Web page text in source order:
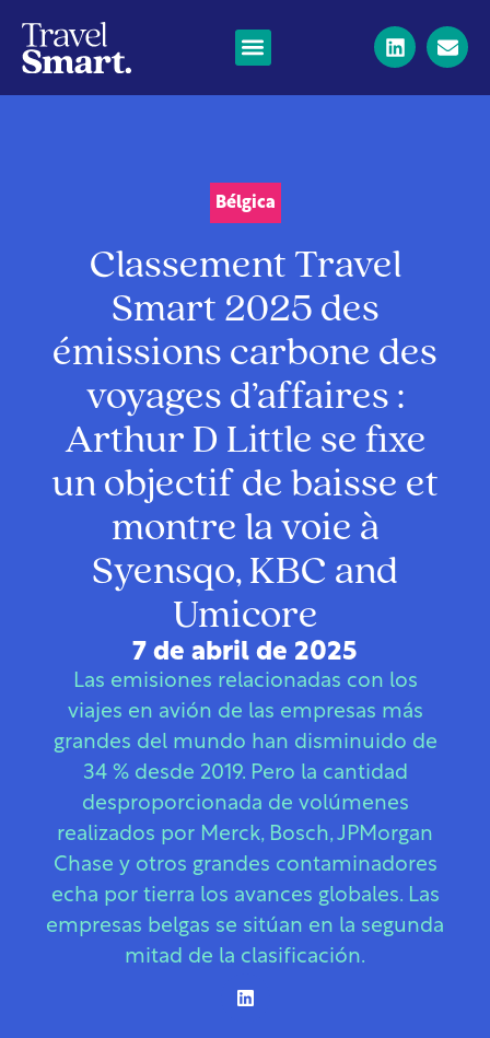
Bélgica
Classement Travel
Smart 2025 des
émissions carbone des
voyages d’affaires :
Arthur D Little se fixe
un objectif de baisse et
montre la voie à
Syensqo, KBC and
Umicore
7 de abril de 2025
Las emisiones relacionadas con los
viajes en avión de las empresas más
grandes del mundo han disminuido de
34 % desde 2019. Pero la cantidad
desproporcionada de volúmenes
realizados por Merck, Bosch, JPMorgan
Chase y otros grandes contaminadores
echa por tierra los avances globales. Las
empresas belgas se sitúan en la segunda
mitad de la clasificación.